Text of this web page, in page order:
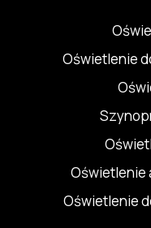
Oświetlenie
Oświetlenie
Oświetlenie